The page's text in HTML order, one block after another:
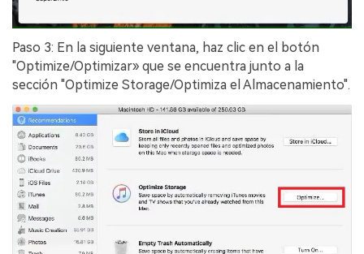
Paso 3: En la siguiente ventana, haz clic en el botón
"Optimize/Optimizar» que se encuentra junto a la
sección "Optimize Storage/Optimiza el Almacenamiento".󠀲󠀡󠀩󠀣󠀡󠀢󠀩󠀨󠀨